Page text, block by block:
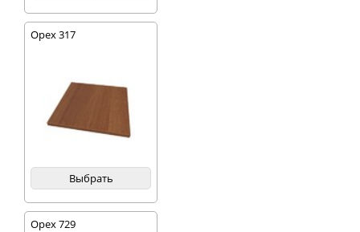
Орех 317
Выбрать
Орех 729